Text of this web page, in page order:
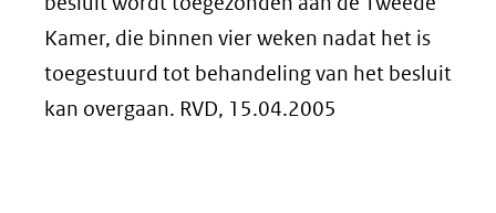
Kamer, die binnen vier weken nadat het is
toegestuurd tot behandeling van het besluit
kan overgaan. RVD, 15.04.2005